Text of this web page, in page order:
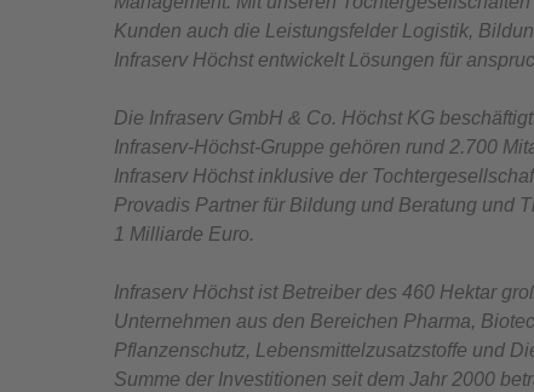
Kunden auch die Leistungsfelder Logistik,
Infraserv Höchst entwickelt Lösungen für
Die Infraserv GmbH & Co. Höchst KG
Infraserv-Höchst-Gruppe gehören rund 2.700
Infraserv Höchst inklusive der
Provadis Partner für Bildung und Beratung und
1 Milliarde Euro.
Infraserv Höchst ist Betreiber des 460 Hektar
Unternehmen aus den Bereichen Pharma,
Pflanzenschutz, Lebensmittelzusatzstoffe und
Summe der Investitionen seit dem Jahr 2000